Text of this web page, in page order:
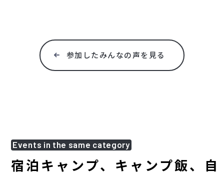
参加したみんなの声を見る
Events in the same category
宿泊キャンプ、キャンプ飯、自